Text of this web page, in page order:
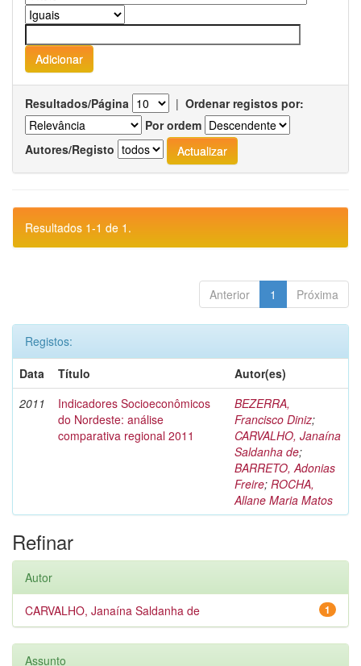
Resultados/Página | Ordenar registos por:
Por ordem
Autores/Registo
Resultados 1-1 de 1.
Anterior 1 Próxima
Registos:
Data
Título
Autor(es)
2011
Indicadores Socioeconômicos
do Nordeste: análise
comparativa regional 2011
BEZERRA,
Francisco Diniz;
CARVALHO, Janaína
Saldanha de;
BARRETO, Adonias
Freire; ROCHA,
Allane Maria Matos
Refinar
Autor
1
CARVALHO, Janaína Saldanha de
Assunto